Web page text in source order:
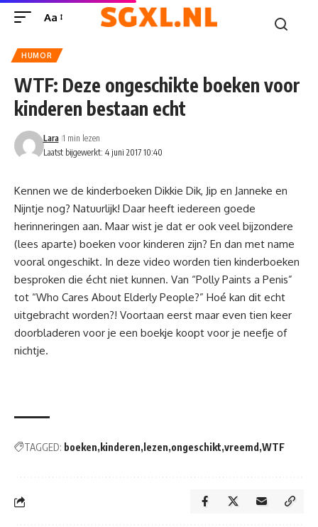
Aa
HUMOR
WTF: Deze ongeschikte boeken voor
kinderen bestaan echt
Laatst bijgewerkt: 4 juni 2017 10:40
Lara 1 min lezen
Kennen we de kinderboeken Dikkie Dik, Jip en Janneke en
Nijntje nog? Natuurlijk! Daar heeft iedereen goede
herinneringen aan. Maar wist je dat er ook veel bijzondere
(lees aparte) boeken voor kinderen zijn? En dan met name
vooral ongeschikt. In deze video worden tien kinderboeken
besproken die écht niet kunnen. Van “Polly Paints a Penis”
tot “Who Cares About Elderly People?” Hoé kan dit echt
uitgebracht worden?! Voortaan eerst maar even tien keer
doorbladeren voor je een boekje koopt voor je neefje of
nichtje.
TAGGED: boeken kinderen lezen ongeschikt vreemd WTF